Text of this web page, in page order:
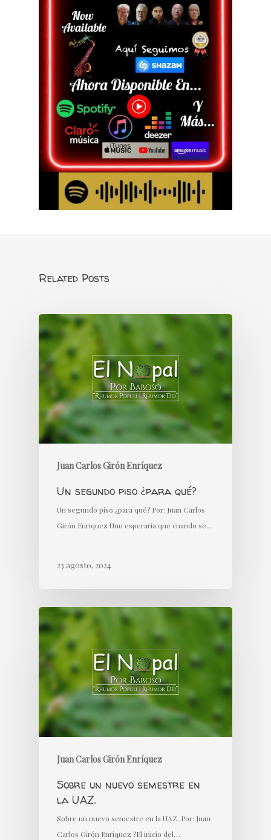
Related Posts
Juan Carlos Girón Enríquez
Un segundo piso ¿para qué?
Un segundo piso ¿para qué? Por: Juan Carlos
Girón Enriquez Uno esperaría que cuando se…
23 agosto, 2024
Juan Carlos Girón Enríquez
Sobre un nuevo semestre en
la UAZ.
Sobre un nuevo semestre en la UAZ. Por: Juan
Carlos Girón Enriquez ?El inicio del…